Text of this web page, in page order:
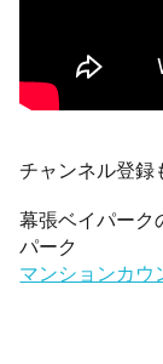
チャンネル登録
幕張ベイパーク
パーク
マンションカウ